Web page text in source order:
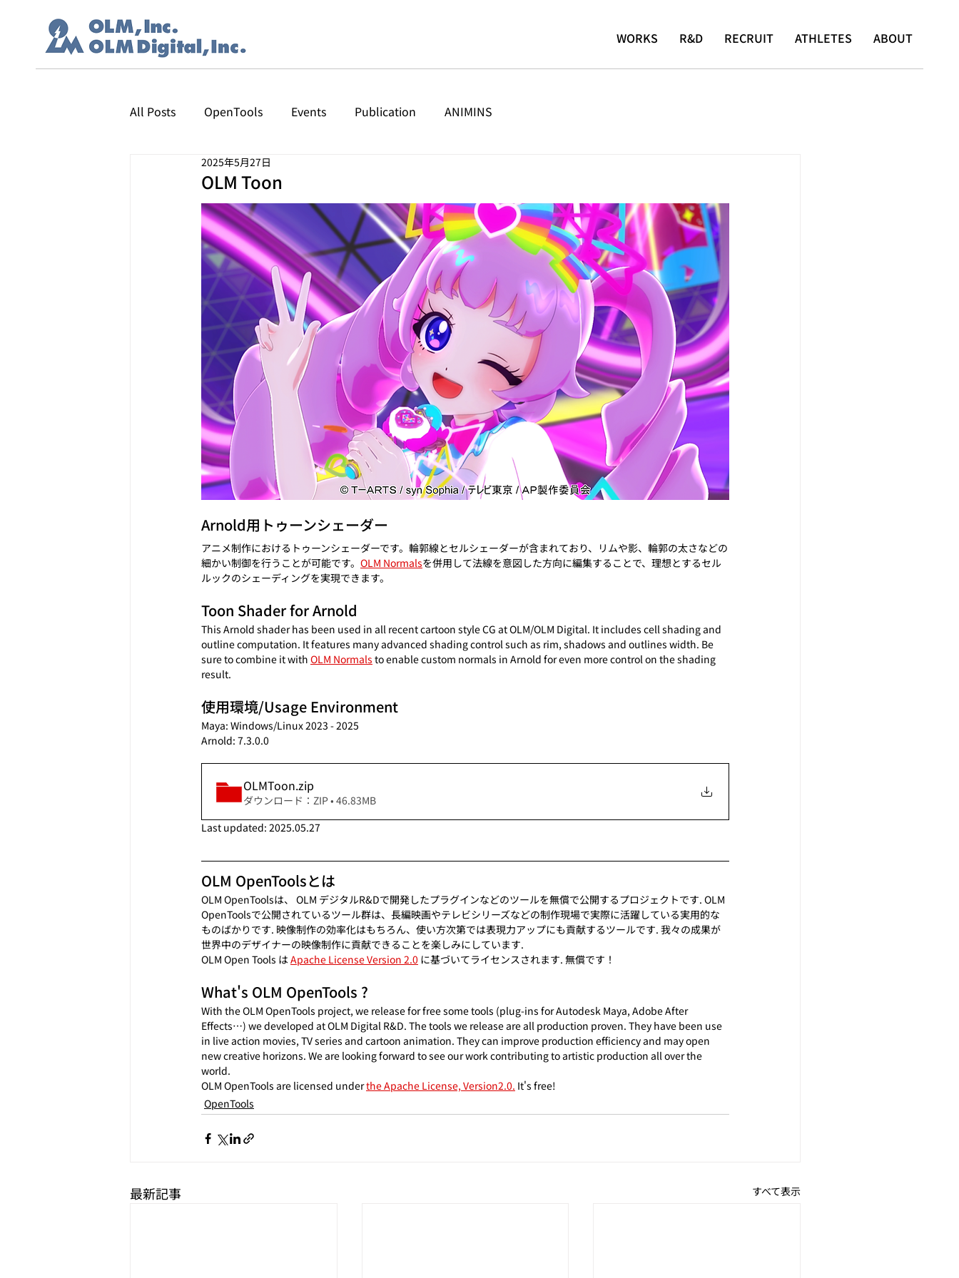
WORKS R&D RECRUIT ATHLETES ABOUT
All Posts OpenTools Events Publication ANIMINS
OLM Toon
2025年5月27日
Arnold用トゥーンシェーダー
アニメ制作におけるトゥーンシェーダーです。輪郭線とセルシェーダーが含まれており、リムや影、輪郭の太さなどの
細かい制御を行うことが可能です。 OLM Normalsを併用して法線を意図した方向に編集することで、理想とするセル
ルックのシェーディングを実現できます。
Toon Shader for Arnold
This Arnold shader has been used in all recent cartoon style CG at OLM/OLM Digital. It includes cell shading and
outline computation. It features many advanced shading control such as rim, shadows and outlines width. Be
sure to combine it with OLM Normals to enable custom normals in Arnold for even more control on the shading
result.
使用環境/Usage Environment
Maya: Windows/Linux 2023 - 2025
Arnold: 7.3.0.0
OLMToon.zip
ダウンロード：ZIP • 46.83MB
Last updated: 2025.05.27
OLM OpenToolsとは
OLM OpenToolsは、 OLM デジタルR&Dで開発したプラグインなどのツールを無償で公開するプロジェクトです. OLM
OpenToolsで公開されているツール群は、長編映画やテレビシリーズなどの制作現場で実際に活躍している実用的な
ものばかりです. 映像制作の効率化はもちろん、使い方次第では表現力アップにも貢献するツールです. 我々の成果が
世界中のデザイナーの映像制作に貢献できることを楽しみにしています.
OLM Open Tools は Apache License Version 2.0 に基づいてライセンスされます. 無償です！
What's OLM OpenTools ?
With the OLM OpenTools project, we release for free some tools (plug-ins for Autodesk Maya, Adobe After
Effects…) we developed at OLM Digital R&D. The tools we release are all production proven. They have been use
in live action movies, TV series and cartoon animation. They can improve production efficiency and may open
new creative horizons. We are looking forward to see our work contributing to artistic production all over the
world.
OLM OpenTools are licensed under the Apache License, Version2.0. It's free!
OpenTools
最新記事 すべて表示